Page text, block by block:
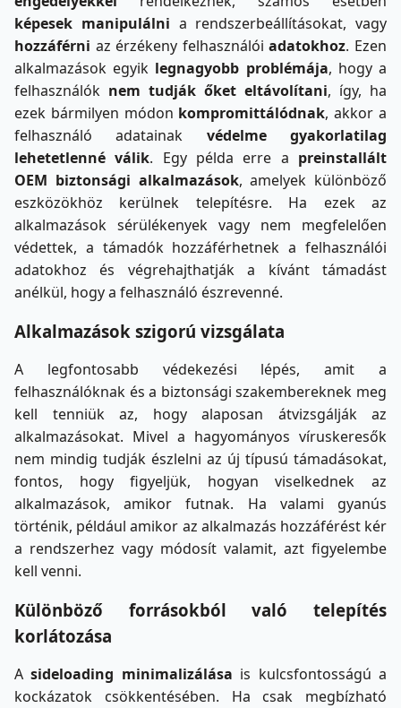
képesek manipulálni a rendszerbeállításokat, vagy
hozzáférni az érzékeny felhasználóiadatokhoz. Ezen
alkalmazások egyik legnagyobb problémája, hogy a
felhasználók nem tudják őket eltávolítani, így, ha
ezek bármilyen módon kompromittálódnak, akkor a
felhasználó adatainak védelme gyakorlatilag
lehetetlenné válik. Egy példa erre a preinstallált
OEM biztonsági alkalmazások, amelyek különböző
eszközökhöz kerülnek telepítésre. Ha ezek az
alkalmazások sérülékenyek vagy nem megfelelően
védettek, a támadók hozzáférhetnek a felhasználói
adatokhoz és végrehajthatják a kívánt támadást
anélkül, hogy a felhasználó észrevenné.
Alkalmazások szigorú vizsgálata
A legfontosabb védekezési lépés, amit a
felhasználóknak és a biztonsági szakembereknek meg
kell tenniük az, hogy alaposan átvizsgálják az
alkalmazásokat. Mivel a hagyományos víruskeresők
nem mindig tudják észlelni az új típusú támadásokat,
fontos, hogy figyeljük, hogyan viselkednek az
alkalmazások, amikor futnak. Ha valami gyanús
történik, például amikor az alkalmazás hozzáférést kér
a rendszerhez vagy módosít valamit, azt figyelembe
kell venni.
Különböző forrásokból való telepítés
korlátozása
Asideloading minimalizálása is kulcsfontosságú a
kockázatok csökkentésében. Ha csak megbízható